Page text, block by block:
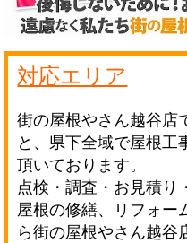
対応エリア
街の屋根やさん越谷店
と、県下全域で屋根工
頂いております。
点検・調査・お見積り
屋根の修繕、リフォー
ら街の屋根やさん越谷